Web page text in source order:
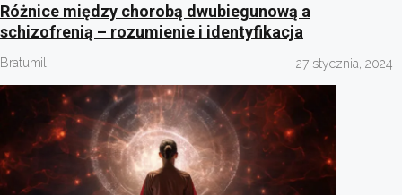
Różnice między chorobą dwubiegunową a
schizofrenią – rozumienie i identyfikacja
Bratumil 27 stycznia, 2024